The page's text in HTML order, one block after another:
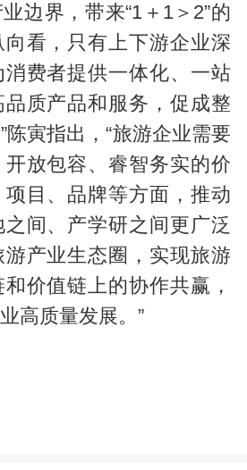
边界，带来“1＋1＞2”的
看，只有上下游企业深
消费者提供一体化、一站
质产品和服务，促成整
陈寅指出，“旅游企业需要
放包容、睿智务实的价
目、品牌等方面，推动
间、产学研之间更广泛
产业生态圈，实现旅游
价值链上的协作共赢，
高质量发展。”